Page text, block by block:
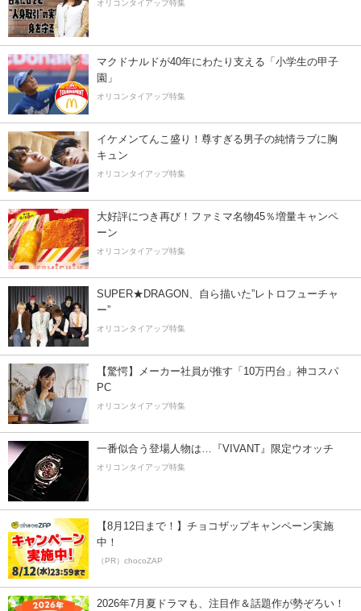
オリコンタイアップ特集
マクドナルドが40年にわたり支える「小学生の甲子
園」
オリコンタイアップ特集
イケメンてんこ盛り！尊すぎる男子の純情ラブに胸
キュン
オリコンタイアップ特集
大好評につき再び！ファミマ名物45％増量キャンペ
ーン
オリコンタイアップ特集
SUPER★DRAGON、自ら描いた”レトロフューチャ
ー”
オリコンタイアップ特集
【驚愕】メーカー社員が推す「10万円台」神コスパ
PC
オリコンタイアップ特集
一番似合う登場人物は…『VIVANT』限定ウオッチ
オリコンタイアップ特集
【8月12日まで！】チョコザップキャンペーン実施
中！
（PR）chocoZAP
2026年7月夏ドラマも、注目作＆話題作が勢ぞろい！